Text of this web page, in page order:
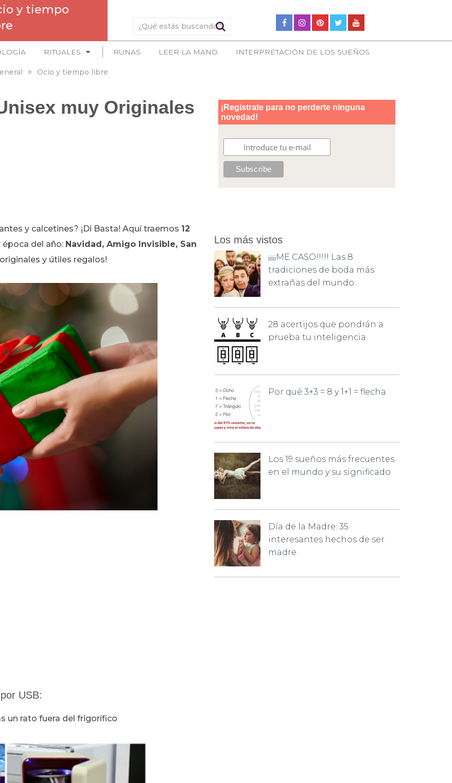
y tiempo
RITUALES RUNAS LEER LA MANO INTERPRETACIÓN DE LOS SUEÑOS
Ocio y tiempo libre
muy Originales
y calcetines? ¡Di Basta! Aquí traemos 12
época del año: Navidad, Amigo Invisible, San
y útiles regalos!
por USB:
un rato fuera del frigorífico
Los más vistos
¡¡¡¡¡ME CASO!!!!! Las 8
tradiciones de boda más
extrañas del mundo
28 acertijos que pondrán a
prueba tu inteligencia
Por qué 3+3 = 8 y 1+1 = flecha
Los 19 sueños más frecuentes
en el mundo y su significado
Día de la Madre: 35
interesantes hechos de ser
madre